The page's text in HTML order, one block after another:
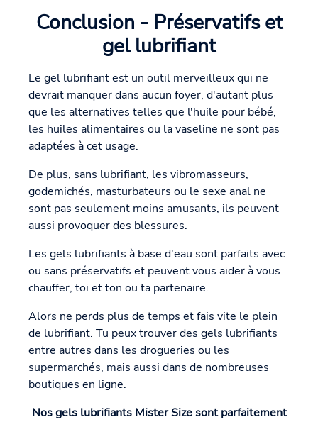
Conclusion - Préservatifs et
gel lubrifiant
Le gel lubrifiant est un outil merveilleux qui ne
devrait manquer dans aucun foyer, d'autant plus
que les alternatives telles que l'huile pour bébé,
les huiles alimentaires ou la vaseline ne sont pas
adaptées à cet usage.
De plus, sans lubrifiant, les vibromasseurs,
godemichés, masturbateurs ou le sexe anal ne
sont pas seulement moins amusants, ils peuvent
aussi provoquer des blessures.
Les gels lubrifiants à base d'eau sont parfaits avec
ou sans préservatifs et peuvent vous aider à vous
chauffer, toi et ton ou ta partenaire.
Alors ne perds plus de temps et fais vite le plein
de lubrifiant. Tu peux trouver des gels lubrifiants
entre autres dans les drogueries ou les
supermarchés, mais aussi dans de nombreuses
boutiques en ligne.
Nos gels lubrifiants Mister Size sont parfaitement